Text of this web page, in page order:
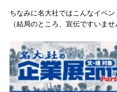
ちなみに名大社ではこんなイベン
（結局のところ、宣伝ですいませ